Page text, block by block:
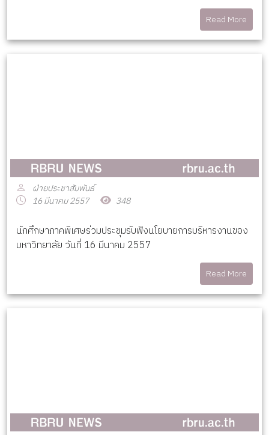
Read More
ฝ่ายประชาสัมพันธ์
16 มีนาคม 2557
348
นักศึกษาภาคพิเศษร่วมประชุมรับฟังนโยบายการบริหารงานของ
มหาวิทยาลัย วันที่ 16 มีนาคม 2557
Read More